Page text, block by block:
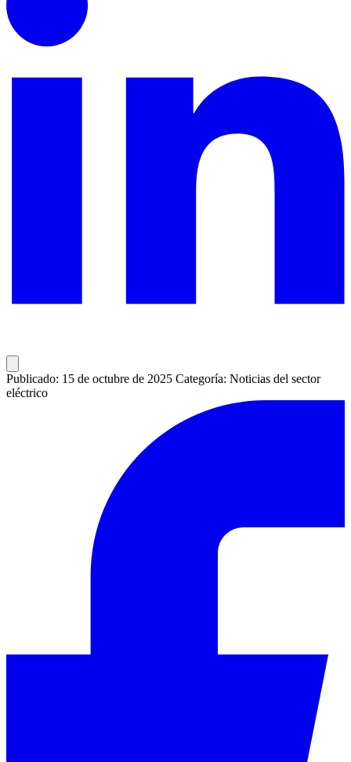
Publicado: 15 de octubre de 2025 Categoría: Noticias del sector
eléctrico